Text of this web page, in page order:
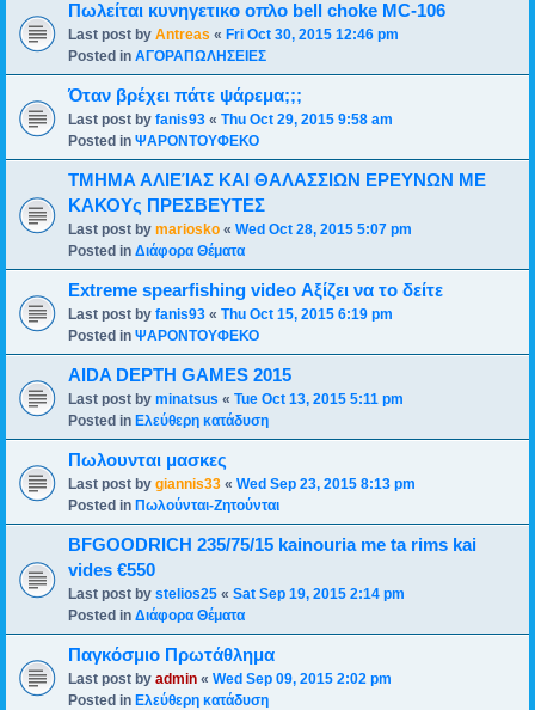
Πωλείται κυνηγετικο οπλο bell choke MC-106
Last post by Antreas « Fri Oct 30, 2015 12:46 pm
Posted in ΑΓΟΡΑΠΩΛΗΣΕΙΕΣ
Όταν βρέχει πάτε ψάρεμα;;;
Last post by fanis93 « Thu Oct 29, 2015 9:58 am
Posted in ΨΑΡΟΝΤΟΥΦΕΚΟ
ΤΜΗΜΑ ΑΛΙΕΊΑΣ ΚΑΙ ΘΑΛΑΣΣΙΩΝ ΕΡΕΥΝΩΝ ΜΕ
ΚΑΚΟΥς ΠΡΕΣΒΕΥΤΕΣ
Last post by mariosko « Wed Oct 28, 2015 5:07 pm
Posted in Διάφορα Θέματα
Extreme spearfishing video Αξίζει να το δείτε
Last post by fanis93 « Thu Oct 15, 2015 6:19 pm
Posted in ΨΑΡΟΝΤΟΥΦΕΚΟ
AIDA DEPTH GAMES 2015
Last post by minatsus « Tue Oct 13, 2015 5:11 pm
Posted in Ελεύθερη κατάδυση
Πωλουνται μασκες
Last post by giannis33 « Wed Sep 23, 2015 8:13 pm
Posted in Πωλούνται-Ζητούνται
BFGOODRICH 235/75/15 kainouria me ta rims kai
vides €550
Last post by stelios25 « Sat Sep 19, 2015 2:14 pm
Posted in Διάφορα Θέματα
Παγκόσμιο Πρωτάθλημα
Last post by admin « Wed Sep 09, 2015 2:02 pm
Posted in Ελεύθερη κατάδυση